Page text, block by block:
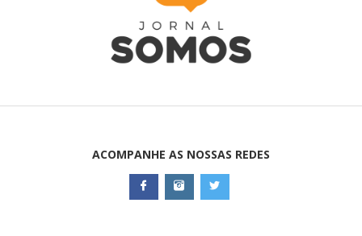
ACOMPANHE AS NOSSAS REDES